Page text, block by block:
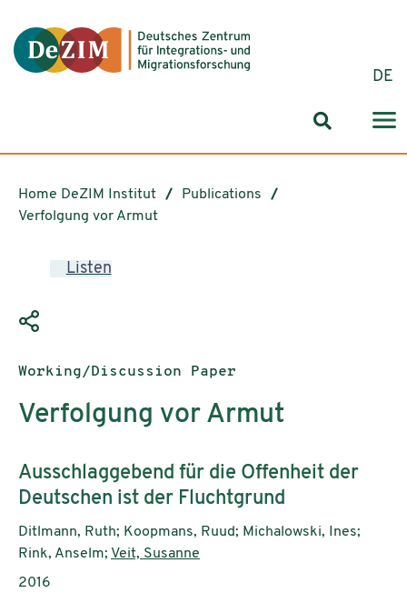
DE
Search
Home DeZIM Institut
Publications
Verfolgung vor Armut
Listen
Publication type:
Working/Discussion Paper
Verfolgung vor Armut
Subtitle:
Ausschlaggebend für die Offenheit der
Deutschen ist der Fluchtgrund
Authors:
Ditlmann, Ruth; Koopmans, Ruud; Michalowski, Ines;
Rink, Anselm; Veit, Susanne
Publication year:
2016